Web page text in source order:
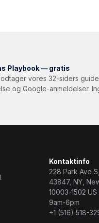
Playbook — gratis
vores 32-siders
og Google-anmeldelser.
Kontaktinfo
228 Park Ave
43847, NY,
10003-1502 US
9am-6pm
+1 (516) 518-